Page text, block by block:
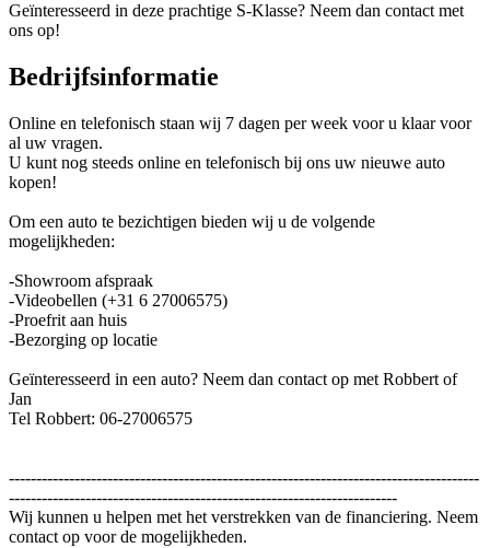
Geïnteresseerd in deze prachtige S-Klasse? Neem dan contact met
ons op!
Bedrijfsinformatie
Online en telefonisch staan wij 7 dagen per week voor u klaar voor
al uw vragen.
U kunt nog steeds online en telefonisch bij ons uw nieuwe auto
kopen!
Om een auto te bezichtigen bieden wij u de volgende
mogelijkheden:
-Showroom afspraak
-Videobellen (+31 6 27006575)
-Proefrit aan huis
-Bezorging op locatie
Geïnteresseerd in een auto? Neem dan contact op met Robbert of
Jan
Tel Robbert: 06-27006575
--------------------------------------------------------------------------------------
-----------------------------------------------------------------------
Wij kunnen u helpen met het verstrekken van de financiering. Neem
contact op voor de mogelijkheden.